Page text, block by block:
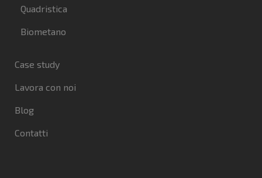
Quadristica
Biometano
Case study
Lavora con noi
Blog
Contatti